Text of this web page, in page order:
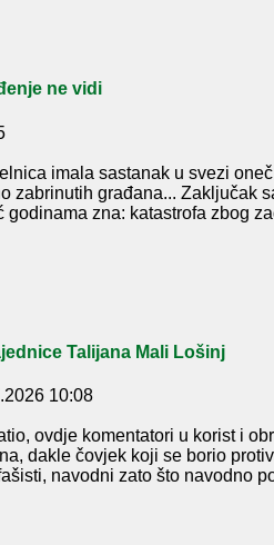
ne vidi
imala sastanak u svezi
zabrinutih građana... Zaključak
godinama zna: katastrofa zbog
Talijana Mali Lošinj
10:08
ovdje komentatori u korist i
dakle čovjek koji se borio
navodni zato što navodno